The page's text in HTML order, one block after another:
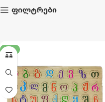
ფილტრები
-20%